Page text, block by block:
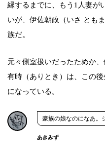
縁するまでに、もう1人妻が
いが、伊佐朝政（いさ とも
族だ。
元々側室扱いだったためか
有時（ありとき）は、この
になっている。
豪族の娘なのになあ。
あきみず